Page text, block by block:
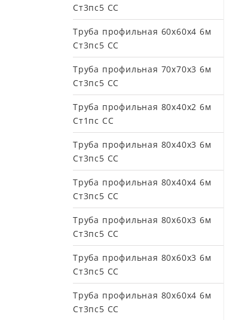
Ст3пс5 СС
Труба профильная 60х60х4 6м
Ст3пс5 СС
Труба профильная 70х70х3 6м
Ст3пс5 СС
Труба профильная 80х40х2 6м
Ст1пс СС
Труба профильная 80х40х3 6м
Ст3пс5 СС
Труба профильная 80х40х4 6м
Ст3пс5 СС
Труба профильная 80х60х3 6м
Ст3пс5 СС
Труба профильная 80х60х3 6м
Ст3пс5 СС
Труба профильная 80х60х4 6м
Ст3пс5 СС